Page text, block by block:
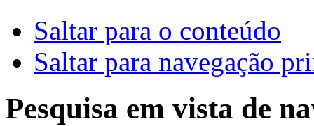
Saltar para o conteúdo
Saltar para navegação
Pesquisa em vista de